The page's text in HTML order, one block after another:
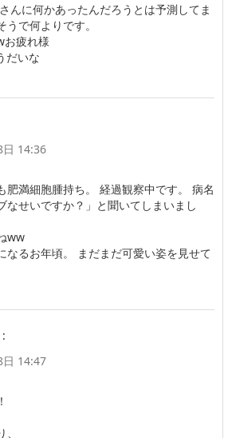
んに何かあったんだろうとは予測してま
で何よりです。
お疲れ様
だいな
日 14:36
肥満細胞腫持ち。 経過観察中です。 病名
なせいですか？」と聞いてしまいまし
ww
なるお年頃。 まだまだ可愛い姿を見せて
日 14:47